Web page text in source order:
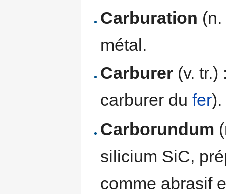
Carburation
métal.
Carburer (v.
carburer dufer).
Carborundum
silicium SiC,
comme abrasif